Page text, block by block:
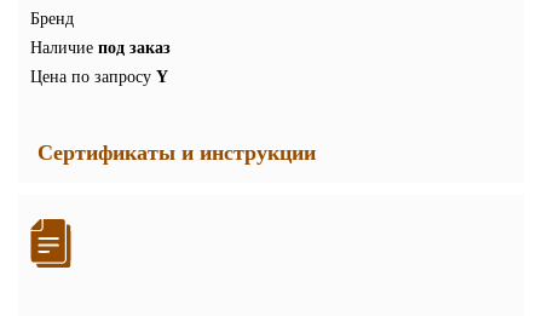
Бренд
Наличие под заказ
Цена по запросу Y
Сертификаты и инструкции